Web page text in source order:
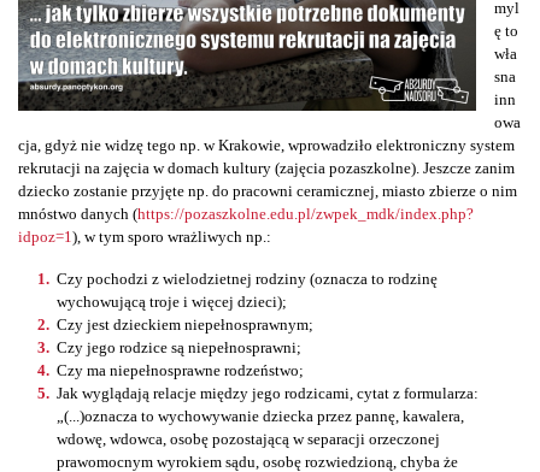
myl
ę to
wła
sna
inn
owa
cja, gdyż nie widzę tego np. w Krakowie, wprowadziło elektroniczny system
rekrutacji na zajęcia w domach kultury (zajęcia pozaszkolne). Jeszcze zanim
dziecko zostanie przyjęte np. do pracowni ceramicznej, miasto zbierze o nim
mnóstwo danych (https://pozaszkolne.edu.pl/zwpek_mdk/index.php?
idpoz=1), w tym sporo wrażliwych np.:
Czy pochodzi z wielodzietnej rodziny (oznacza to rodzinę
wychowującą troje i więcej dzieci);
Czy jest dzieckiem niepełnosprawnym;
Czy jego rodzice są niepełnosprawni;
Czy ma niepełnosprawne rodzeństwo;
Jak wyglądają relacje między jego rodzicami, cytat z formularza:
„(...)oznacza to wychowywanie dziecka przez pannę, kawalera,
wdowę, wdowca, osobę pozostającą w separacji orzeczonej
prawomocnym wyrokiem sądu, osobę rozwiedzioną, chyba że